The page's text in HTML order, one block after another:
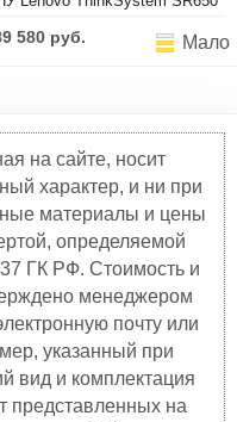
1x32GB 1Rx4/940-16i/12xМало
580 руб.
на сайте, носит
характер, и ни при
материалы и цены
определяемой
ГК РФ. Стоимость и
менеджером
почту или
указанный при
вид и комплектация
представленных на